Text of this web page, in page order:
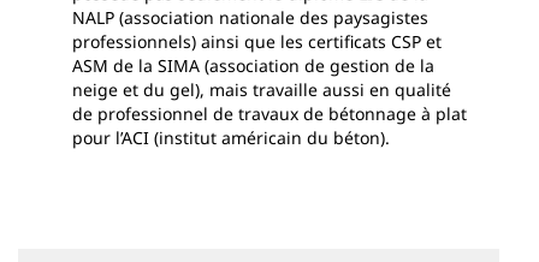
NALP (association nationale des paysagistes
professionnels) ainsi que les certificats CSP et
ASM de la SIMA (association de gestion de la
neige et du gel), mais travaille aussi en qualité
de professionnel de travaux de bétonnage à plat
pour l’ACI (institut américain du béton).